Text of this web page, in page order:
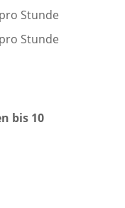
Stunde
Stunde
bis 10